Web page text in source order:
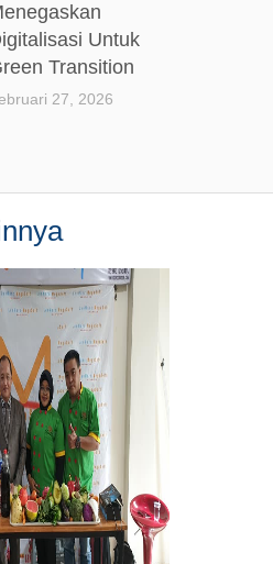
Untuk
Transition
27, 2026